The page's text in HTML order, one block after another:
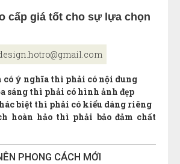
cấp giá tốt cho sự lựa chọn
có ý nghĩa thì phải có nội dung
sáng thì phải có hình ảnh đẹp
biệt thì phải có kiểu dáng riêng
hoàn hảo thì phải bảo đảm chất
PHONG CÁCH MỚI